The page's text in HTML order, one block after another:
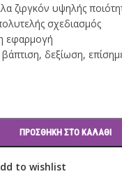
ζιργκόν υψηλής
σχεδιασμός
εφαρμογή
δεξίωση,
ΠΡΟΣΘΉΚΗ ΣΤΟ ΚΑΛΆΘΙ
to wishlist